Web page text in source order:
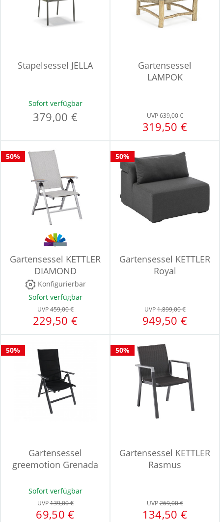
Stapelsessel JELLA
Sofort verfügbar
379,00 €
Gartensessel
LAMPOK
UVP639,00 €
319,50 €
50%
Gartensessel KETTLER
DIAMOND
Konfigurierbar
Sofort verfügbar
UVP459,00 €
229,50 €
50%
Gartensessel KETTLER
Royal
UVP1.899,00 €
949,50 €
50%
Gartensessel
greemotion Grenada
Sofort verfügbar
UVP139,00 €
69,50 €
50%
Gartensessel KETTLER
Rasmus
UVP269,00 €
134,50 €